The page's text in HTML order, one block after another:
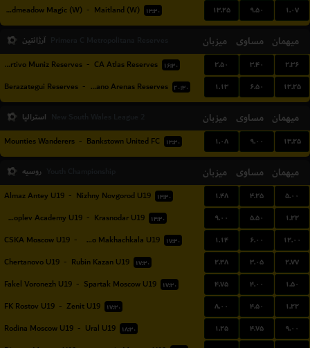
Broadmeadow Magic (W) - Maitland (W) ۱۳:۳۰ ۱۳.۲۵ ۹.۵۰ ۱.۰۷
آرژانتین میزبان مساوی میهمان
Deportivo Muniz Reserves - CA Atlas Reserves ۱۶:۳۰ ۲.۵۰ ۳.۴۰ ۲.۳۶
Berazategui Reserves - Victoriano Arenas Reserves ۲۰:۳۰ ۱.۱۳ ۶.۵۰ ۱۳.۲۵
استرالیا میزبان مساوی میهمان
Mounties Wanderers - Bankstown United FC ۱۳:۳۰ ۱.۰۸ ۹.۰۰ ۱۳.۲۵
روسیه میزبان مساوی میهمان
Almaz Antey U19 - Nizhny Novgorod U19 ۱۳:۳۰ ۱.۴۸ ۴.۲۵ ۵.۰۰
Konoplev Academy U19 - Krasnodar U19 ۱۴:۳۰ ۹.۰۰ ۵.۵۰ ۱.۲۲
CSKA Moscow U19 - Dinamo Makhachkala U19 ۱۷:۳۰ ۱.۱۴ ۶.۰۰ ۱۲.۰۰
Chertanovo U19 - Rubin Kazan U19 ۱۷:۳۰ ۲.۳۸ ۳.۰۵ ۲.۷۷
Fakel Voronezh U19 - Spartak Moscow U19 ۱۷:۳۰ ۴.۷۵ ۴.۰۰ ۱.۵۰
FK Rostov U19 - Zenit U19 ۱۷:۳۰ ۸.۰۰ ۴.۵۰ ۱.۲۲
Rodina Moscow U19 - Ural U19 ۱۸:۳۰ ۱.۲۵ ۴.۷۵ ۹.۰۰